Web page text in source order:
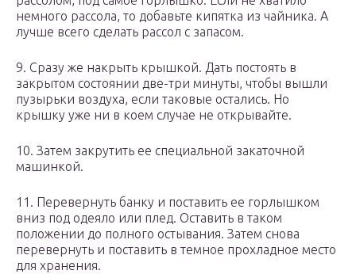
немного рассола, то добавьте кипятка из чайника. А
лучше всего сделать рассол с запасом.
9. Сразу же накрыть крышкой. Дать постоять в
закрытом состоянии две-три минуты, чтобы вышли
пузырьки воздуха, если таковые остались. Но
крышку уже ни в коем случае не открывайте.
10. Затем закрутить ее специальной закаточной
машинкой.
11. Перевернуть банку и поставить ее горлышком
вниз под одеяло или плед. Оставить в таком
положении до полного остывания. Затем снова
перевернуть и поставить в темное прохладное место
для хранения.